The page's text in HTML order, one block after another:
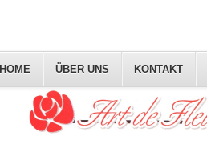
HOME ÜBER UNS KONTAKT